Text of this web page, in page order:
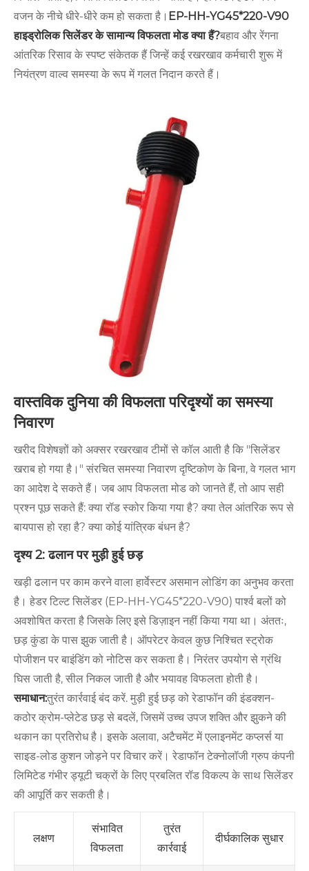
वजन के नीचे धीरे-धीरे कम हो सकता है। EP-HH-YG45*220-V90
हाइड्रोलिक सिलेंडर के सामान्य विफलता मोड क्या हैं?बहाव और रेंगना
आंतरिक रिसाव के स्पष्ट संकेतक हैं जिन्हें कई रखरखाव कर्मचारी शुरू में
नियंत्रण वाल्व समस्या के रूप में गलत निदान करते हैं।
वास्तविक दुनिया की विफलता परिदृश्यों का समस्या
निवारण
खरीद विशेषज्ञों को अक्सर रखरखाव टीमों से कॉल आती है कि "सिलेंडर
खराब हो गया है।" संरचित समस्या निवारण दृष्टिकोण के बिना, वे गलत भाग
का आदेश दे सकते हैं। जब आप विफलता मोड को जानते हैं, तो आप सही
प्रश्न पूछ सकते हैं: क्या रॉड स्कोर किया गया है? क्या तेल आंतरिक रूप से
बायपास हो रहा है? क्या कोई यांत्रिक बंधन है?
दृश्य 2: ढलान पर मुड़ी हुई छड़
खड़ी ढलान पर काम करने वाला हार्वेस्टर असमान लोडिंग का अनुभव करता
है। हेडर टिल्ट सिलेंडर (EP-HH-YG45*220-V90) पार्श्व बलों को
अवशोषित करता है जिसके लिए इसे डिज़ाइन नहीं किया गया था। अंततः,
छड़ कुंडा के पास झुक जाती है। ऑपरेटर केवल कुछ निश्चित स्ट्रोक
पोजीशन पर बाइंडिंग को नोटिस कर सकता है। निरंतर उपयोग से ग्रंथि
घिस जाती है, सील निकल जाती है और भयावह विफलता होती है।
समाधान:तुरंत कार्रवाई बंद करें. मुड़ी हुई छड़ को रेडाफॉन की इंडक्शन-
कठोर क्रोम-प्लेटेड छड़ से बदलें, जिसमें उच्च उपज शक्ति और झुकने की
थकान का प्रतिरोध है। इसके अलावा, अटैचमेंट में एलाइनमेंट कप्लर्स या
साइड-लोड कुशन जोड़ने पर विचार करें। रेडाफॉन टेक्नोलॉजी ग्रुप कंपनी
लिमिटेड गंभीर ड्यूटी चक्रों के लिए प्रबलित रॉड विकल्प के साथ सिलेंडर
की आपूर्ति कर सकती है।
लक्षण
संभावित
विफलता
तुरंत
कार्रवाई
दीर्घकालिक सुधार